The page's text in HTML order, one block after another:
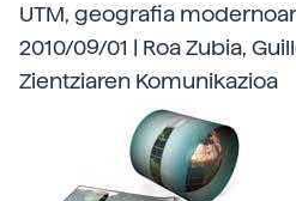
UTM, geografia
2010/09/01 | Roa Zubia,
Zientziaren Komunikazioa